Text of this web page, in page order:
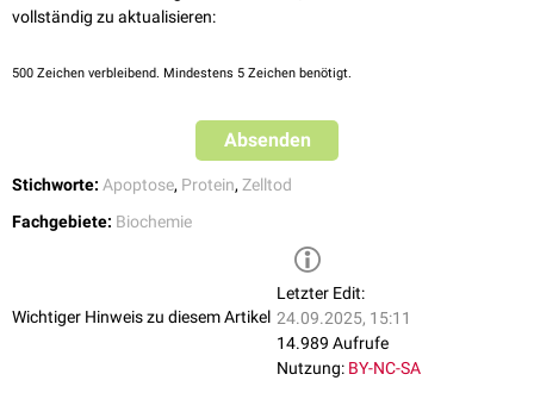
Die genauen Abläufe sind noch (2022) Gegenstand der
vollständig zu aktualisieren:
500 Zeichen verbleibend. Mindestens 5 Zeichen benötigt.
Absenden
Stichworte: Apoptose, Protein, Zelltod
Fachgebiete: Biochemie
Wichtiger Hinweis zu diesem Artikel
Letzter Edit:
24.09.2025, 15:11
14.989 Aufrufe
Nutzung: BY-NC-SA